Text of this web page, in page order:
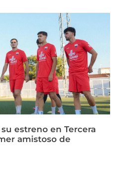
estreno en Tercera
amistoso de